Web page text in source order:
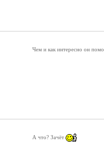
Чем и как интересно он
А что? Зачёт